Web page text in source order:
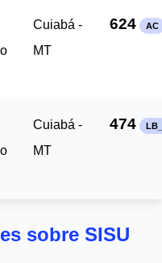
Cuiabá -
MT
624 AC
Cuiabá -
MT
474
sobre SISU